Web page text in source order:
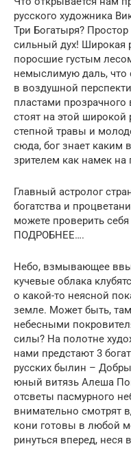
русского художника
Три Богатыря?
сильный дух! Широкая
поросшие густым
немыслимую даль, что
в воздушной
пластами прозрачного
стоят на этой
степной травы и
сюда, бог знает каким
зрителем как намек
Главный астролог
богатства и
можете проверить
ПОДРОБНЕЕ….
Небо, взмывающее
кучевые облака
о какой-то неясной
земле. Может быть,
небесными
силы? На полотне
нами предстают 3
русских былин –
юный витязь Алеша
отсветы пасмурного
внимательно смотрят
кони готовы в любой
ринуться вперед, неся